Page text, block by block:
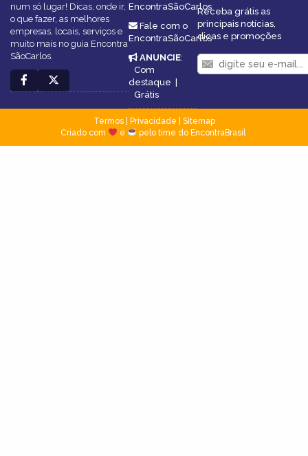
num só lugar! Dicas, onde ir,
o que fazer, as melhores
empresas, locais, serviços e
muito mais no guia Encontra
SãoCarlos.
EncontraSãoCarlos
Fale com o
EncontraSãoCarlos
ANUNCIE:
Com
destaque |
Grátis
Receba grátis as
principais notícias,
dicas e promoções
Termos| Privacidade
Sitemap
Criado com
e pelo time do EncontraBrasil